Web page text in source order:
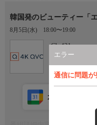
エラー
通信に問題
韓国発のビューティー「
8月5日(水) 18:00〜19:00
Ch.431
4Ｋ QVC
カレンダー登録